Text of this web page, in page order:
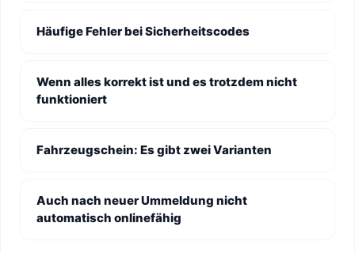
Häufige Fehler bei Sicherheitscodes
Wenn alles korrekt ist und es trotzdem nicht
funktioniert
Fahrzeugschein: Es gibt zwei Varianten
Auch nach neuer Ummeldung nicht
automatisch onlinefähig